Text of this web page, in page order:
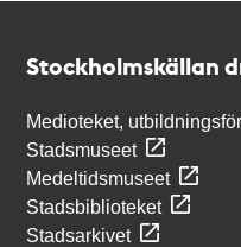
Stockholmskällan
Medioteket,
Stadsmuseet
Medeltidsmuseet
Stadsbiblioteket
Stadsarkivet